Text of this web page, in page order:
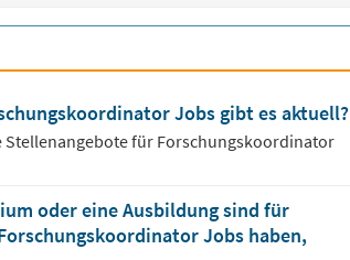
Jobs gibt es aktuell?
Stellenangebote fürForschungskoordinator
oder eine Ausbildung sind für
Jobs haben,